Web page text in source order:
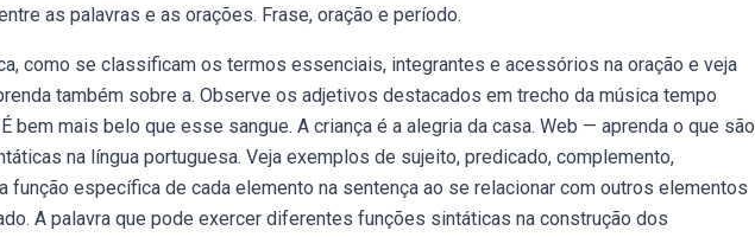
as palavras e as orações. Frase, oração e período.
como se classificam os termos essenciais, integrantes e acessórios na oração e veja
também sobre a. Observe os adjetivos destacados em trecho da música tempo
bem mais belo que esse sangue. A criança é a alegria da casa. Web — aprenda o que são
na língua portuguesa. Veja exemplos de sujeito, predicado, complemento,
função específica de cada elemento na sentença ao se relacionar com outros elementos
A palavra que pode exercer diferentes funções sintáticas na construção dos